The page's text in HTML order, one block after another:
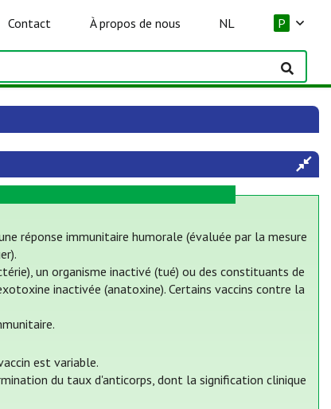
Contact À propos de nous NL P
réponse immunitaire humorale (évaluée par la mesure
un organisme inactivé (tué) ou des constituants de
inactivée (anatoxine). Certains vaccins contre la
est variable.
du taux d'anticorps, dont la signification clinique